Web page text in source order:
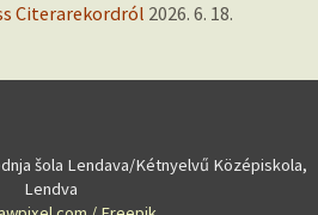
Citerarekordról 2026. 6. 18.
šola Lendava/Kétnyelvű Középiskola,
Lendva